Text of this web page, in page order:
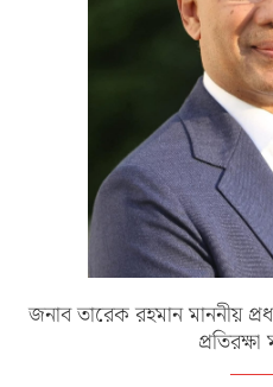
জনাব তারেক রহমান মাননীয়
প্রতিরক্ষা